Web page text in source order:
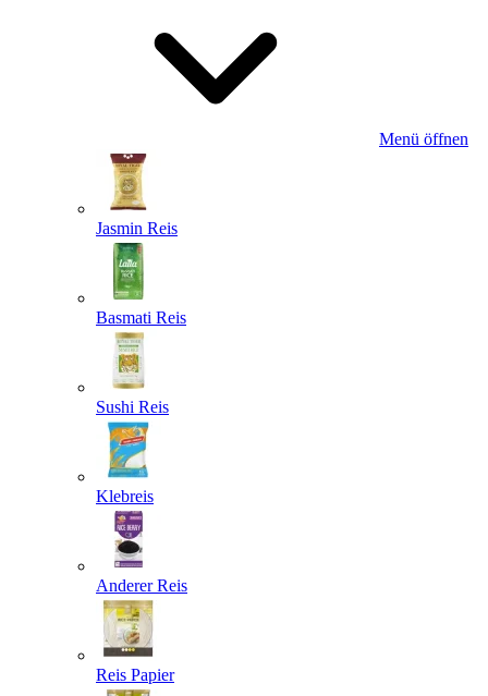
Menü öffnen
Jasmin Reis
Basmati Reis
Sushi Reis
Klebreis
Anderer Reis
Reis Papier